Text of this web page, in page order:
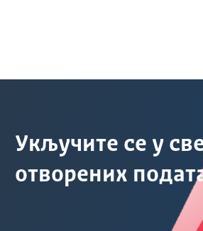
Укључите се у
отворених